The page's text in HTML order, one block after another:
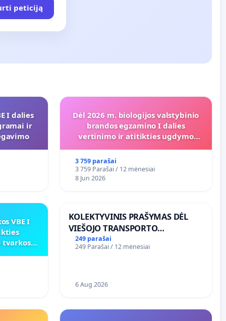
peticiją
I dalies
ir
Dėl 2026 m. biologijos valstybinio
brandos egzamino I dalies
vertinimo ir atitikties ugdymo
3 759 parašai
3 759 Parašai / 12 mėnesiai
8 Jun 2026
VBE I
KOLEKTYVINIS PRAŠYMAS DĖL
VIEŠOJO TRANSPORTO
SUSISIEKIMO GERINIMO
VOSYLIUKŲ KAIME
249 parašai
249 Parašai / 12 mėnesiai
6 Aug 2026